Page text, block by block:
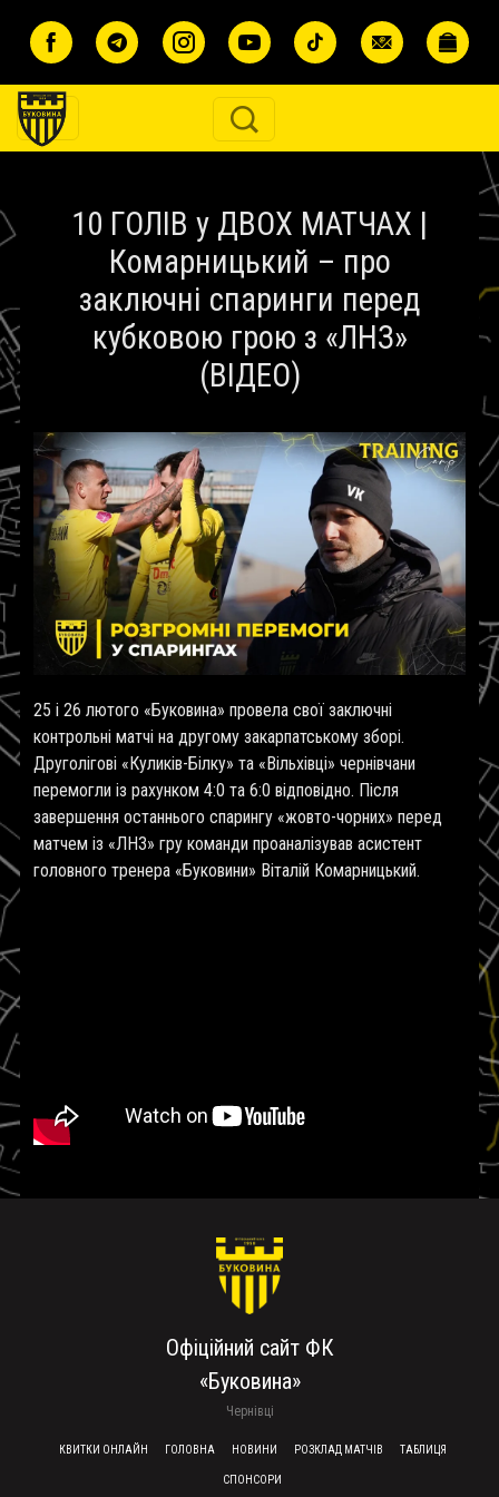
10 ГОЛІВ у ДВОХ МАТЧАХ |
Комарницький – про
заключні спаринги перед
кубковою грою з «ЛНЗ»
(ВІДЕО)
25 і 26 лютого «Буковина» провела свої заключні
контрольні матчі на другому закарпатському зборі.
Друголігові «Куликів-Білку» та «Вільхівці» чернівчани
перемогли із рахунком 4:0 та 6:0 відповідно. Після
завершення останнього спарингу «жовто-чорних» перед
матчем із «ЛНЗ» гру команди проаналізував асистент
головного тренера «Буковини» Віталій Комарницький.
Офіційний сайт ФК
«Буковина»
Чернівці
FOOTER MENU
КВИТКИ ОНЛАЙН ГОЛОВНА НОВИНИ РОЗКЛАД МАТЧІВ ТАБЛИЦЯ
СПОНСОРИ